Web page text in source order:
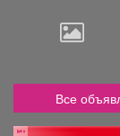
Все